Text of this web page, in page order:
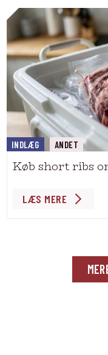
INDLÆG ANDET
Køb short ribs
LÆS MERE